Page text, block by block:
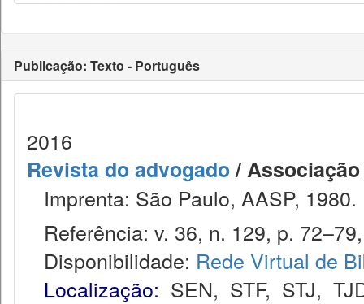
Publicação: Texto - Português
2016
Revista do advogado/
Imprenta: São Paulo, AASP, 1980.
Referência: v. 36, n. 129, p.
Disponibilidade: Rede Virtual de
Localização: SEN, STF, STJ,